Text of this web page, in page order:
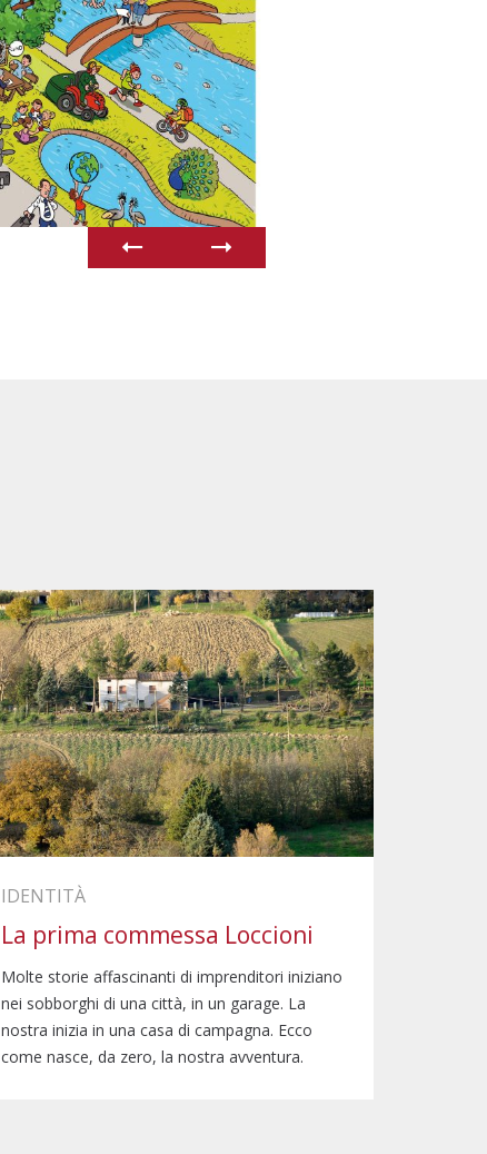
IDENTITÀ
La prima commessa Loccioni
Molte storie affascinanti di imprenditori iniziano
nei sobborghi di una città, in un garage. La
nostra inizia in una casa di campagna. Ecco
come nasce, da zero, la nostra avventura.